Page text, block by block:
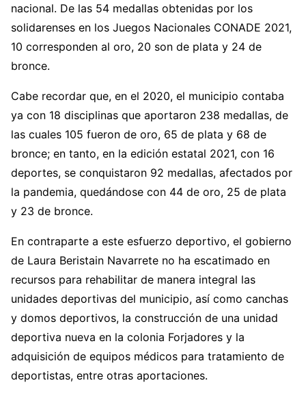
nacional. De las 54 medallas obtenidas por los
solidarenses en los Juegos Nacionales CONADE 2021,
10 corresponden al oro, 20 son de plata y 24 de
bronce.
Cabe recordar que, en el 2020, el municipio contaba
ya con 18 disciplinas que aportaron 238 medallas, de
las cuales 105 fueron de oro, 65 de plata y 68 de
bronce; en tanto, en la edición estatal 2021, con 16
deportes, se conquistaron 92 medallas, afectados por
la pandemia, quedándose con 44 de oro, 25 de plata
y 23 de bronce.
En contraparte a este esfuerzo deportivo, el gobierno
de Laura Beristain Navarrete no ha escatimado en
recursos para rehabilitar de manera integral las
unidades deportivas del municipio, así como canchas
y domos deportivos, la construcción de una unidad
deportiva nueva en la colonia Forjadores y la
adquisición de equipos médicos para tratamiento de
deportistas, entre otras aportaciones.